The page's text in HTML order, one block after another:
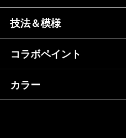
メディア掲載（18）
ペイントワンポイント（9）
ペイント済商品（11）
ホンダ（20）
スズキ（8）
半ヘル（39）
フルフェイス（23）
その他一覧（92）
自転車&三輪車（11）
車パーツ（9）
技法＆模様
シンプル（38）
グラフィック（88）
コラボペイント
エアブラシ（23）
カラー